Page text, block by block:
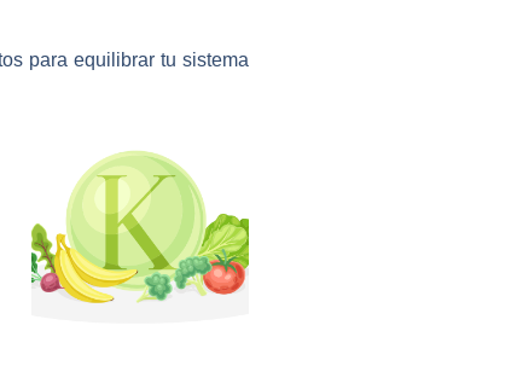
para equilibrar tu sistema